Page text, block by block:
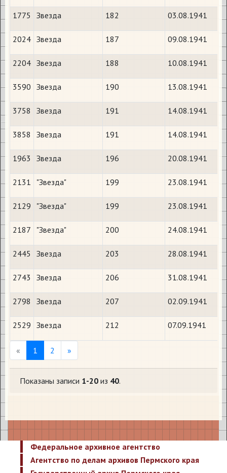
1775 Звезда 182 03.08.1941
2024 Звезда 187 09.08.1941
2204 Звезда 188 10.08.1941
3590 Звезда 190 13.08.1941
3758 Звезда 191 14.08.1941
3858 Звезда 191 14.08.1941
1963 Звезда 196 20.08.1941
2131 "Звезда" 199 23.08.1941
2129 "Звезда" 199 23.08.1941
2187 "Звезда" 200 24.08.1941
2445 Звезда 203 28.08.1941
2743 Звезда 206 31.08.1941
2798 Звезда 207 02.09.1941
2529 Звезда 212 07.09.1941
« Previous
1 2 »
Показаны записи 1-20 из 40.
Федеральное архивное агентство
Агентство по делам архивов Пермского края